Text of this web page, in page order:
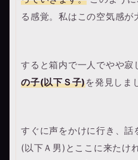
る感覚。私はこの空気感が
すると箱内で一人でやや寂
の子(以下Ｓ子)を発見しま
すぐに声をかけに行き、話
(以下Ａ男)とここに来たけれ